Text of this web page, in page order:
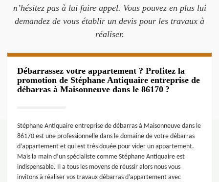
n’hésitez pas à lui faire appel. Vous pouvez en plus lui
demandez de vous établir un devis pour les travaux à
réaliser.
Débarrassez votre appartement ? Profitez la
promotion de Stéphane Antiquaire entreprise de
débarras à Maisonneuve dans le 86170 ?
Stéphane Antiquaire entreprise de débarras à Maisonneuve dans le
86170 est une professionnelle dans le domaine de votre débarras
d’appartement et qui est très douée pour vider un appartement.
Mais la main d’un spécialiste comme Stéphane Antiquaire est
indispensable. Il a tous les moyens de réussir alors nous vous
invitons à réaliser vos travaux débarras d’appartement avec